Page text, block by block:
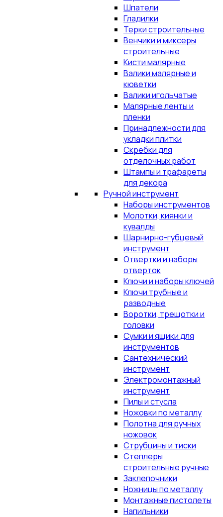
Шпатели
Гладилки
Терки строительные
Венчики и миксеры
строительные
Кисти малярные
Валики малярные и
кюветки
Валики игольчатые
Малярные ленты и
пленки
Принадлежности для
укладки плитки
Скребки для
отделочных работ
Штампы и трафареты
для декора
Ручной инструмент
Наборы инструментов
Молотки, киянки и
кувалды
Шарнирно-губцевый
инструмент
Отвертки и наборы
отверток
Ключи и наборы ключей
Ключи трубные и
разводные
Воротки, трещотки и
головки
Сумки и ящики для
инструментов
Сантехнический
инструмент
Электромонтажный
инструмент
Пилы и стусла
Ножовки по металлу
Полотна для ручных
ножовок
Струбцины и тиски
Степлеры
строительные ручные
Заклепочники
Ножницы по металлу
Монтажные пистолеты
Напильники